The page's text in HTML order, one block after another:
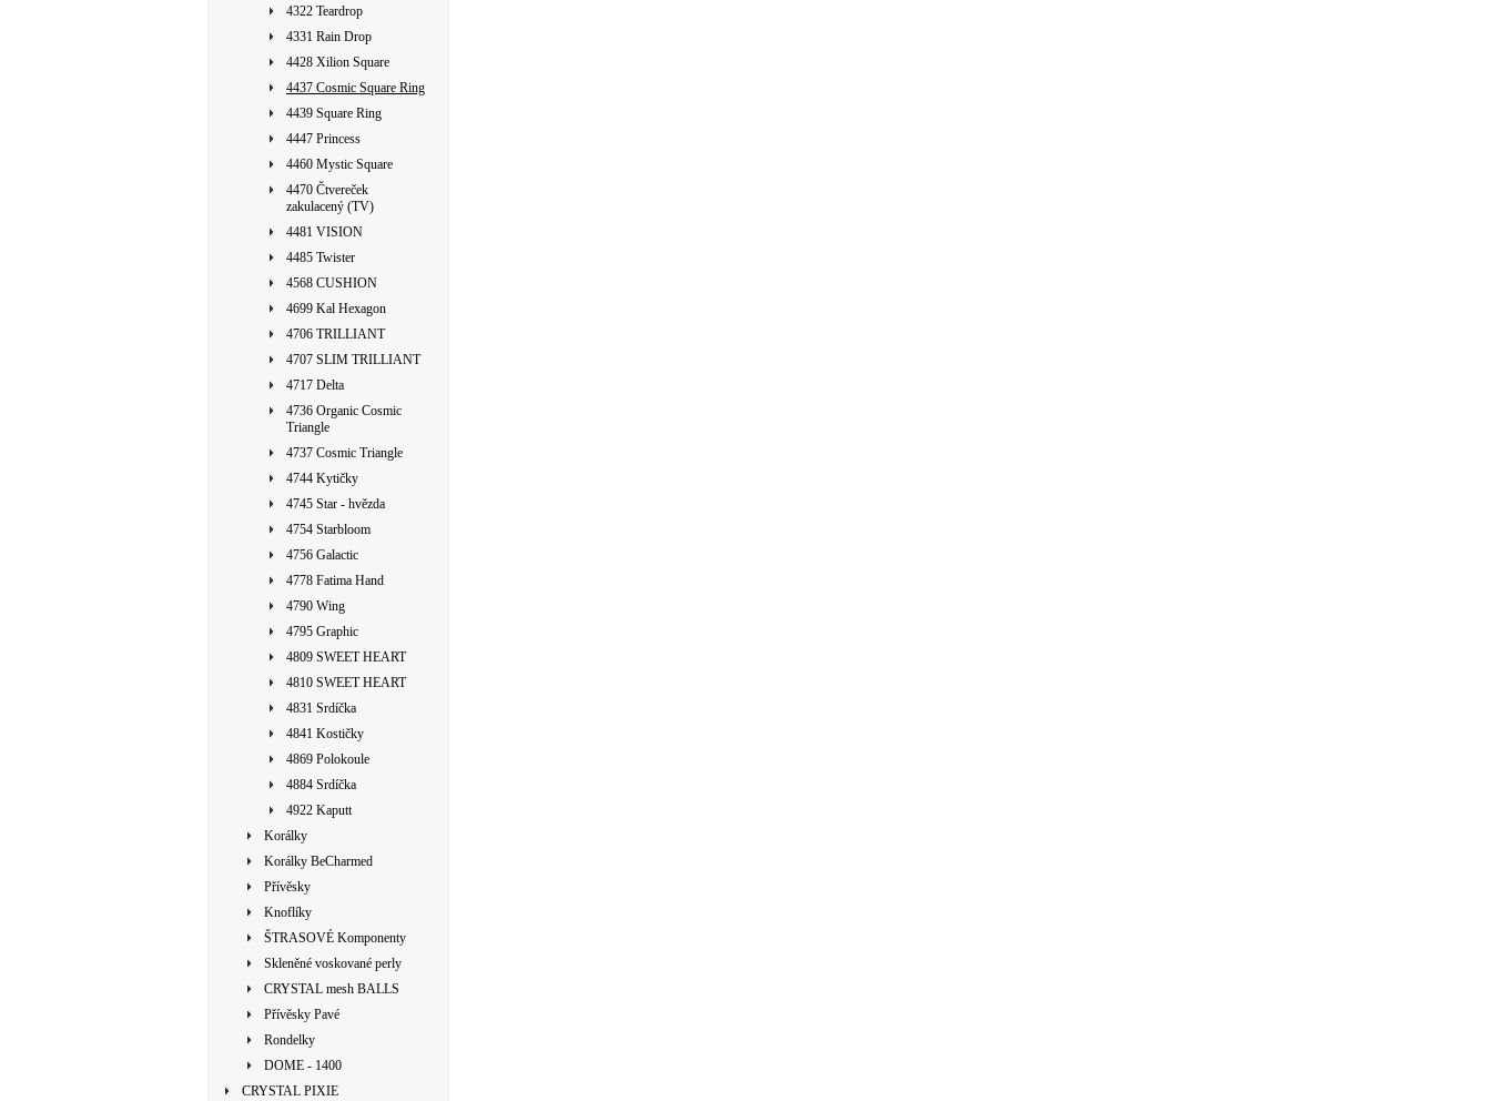
4322 Teardrop
4331 Rain Drop
4428 Xilion Square
4437 Cosmic Square Ring
4439 Square Ring
4447 Princess
4460 Mystic Square
4470 Čtvereček
zakulacený (TV)
4481 VISION
4485 Twister
4568 CUSHION
4699 Kal Hexagon
4706 TRILLIANT
4707 SLIM TRILLIANT
4717 Delta
4736 Organic Cosmic
Triangle
4737 Cosmic Triangle
4744 Kytičky
4745 Star - hvězda
4754 Starbloom
4756 Galactic
4778 Fatima Hand
4790 Wing
4795 Graphic
4809 SWEET HEART
4810 SWEET HEART
4831 Srdíčka
4841 Kostičky
4869 Polokoule
4884 Srdíčka
4922 Kaputt
Korálky
Korálky BeCharmed
Přívěsky
Knoflíky
ŠTRASOVÉ Komponenty
Skleněné voskované perly
CRYSTAL mesh BALLS
Přívěsky Pavé
Rondelky
DOME - 1400
CRYSTAL PIXIE